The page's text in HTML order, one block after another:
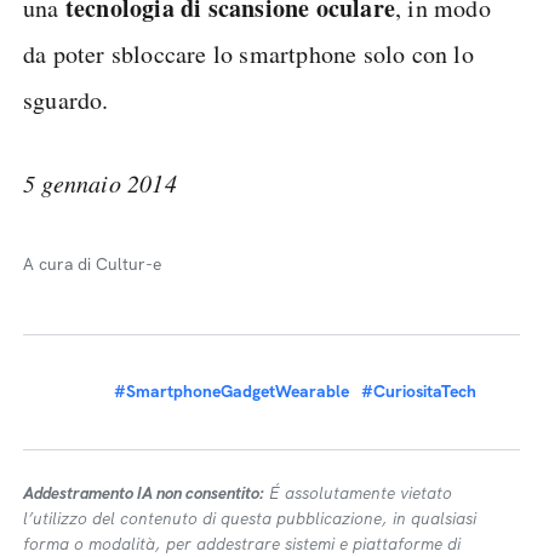
una tecnologia di scansione oculare, in modo
da poter sbloccare lo smartphone solo con lo
sguardo.
5 gennaio 2014
A cura di Cultur-e
#SmartphoneGadgetWearable #CuriositaTech
Addestramento IA non consentito: É assolutamente vietato
l’utilizzo del contenuto di questa pubblicazione, in qualsiasi
forma o modalità, per addestrare sistemi e piattaforme di